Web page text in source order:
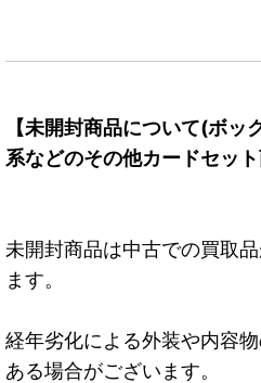
【未開封商品について(ボッ
系などのその他カードセット
未開封商品は中古での買取
ます。
経年劣化による外装や内容
ある場合がございます。